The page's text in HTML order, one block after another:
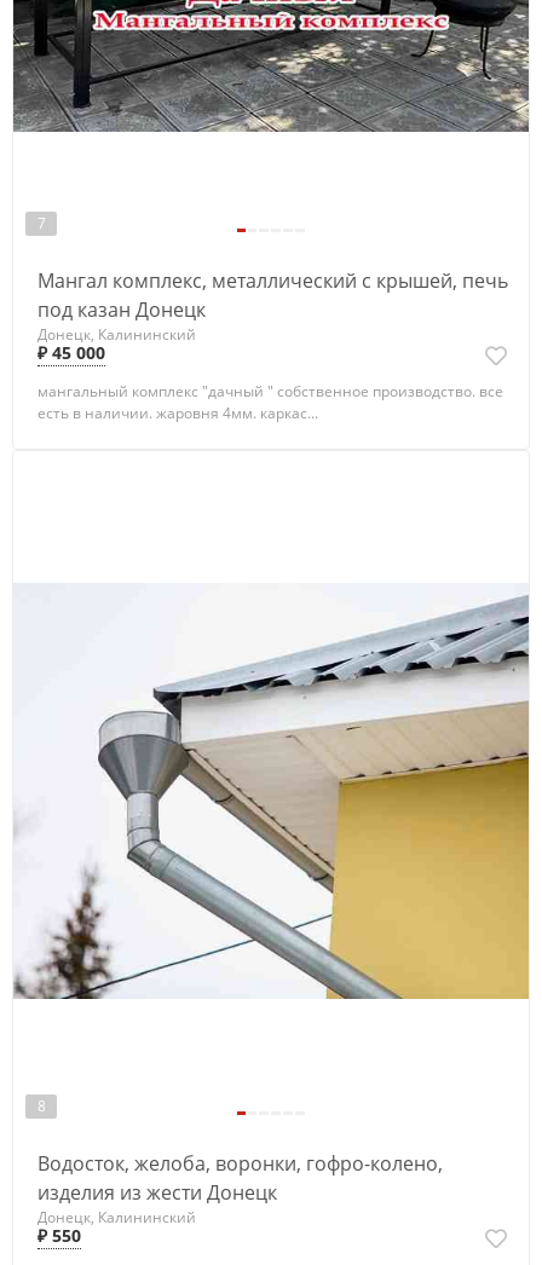
7
Мангал комплекс, металлический с крышей, печь
под казан Донецк
Донецк, Калининский
₽ 45 000
мангальный комплекс "дачный " собственное производство. все
есть в наличии. жаровня 4мм. каркас...
8
Водосток, желоба, воронки, гофро-колено,
изделия из жести Донецк
Донецк, Калининский
₽ 550